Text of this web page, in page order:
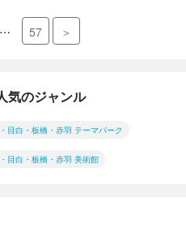
… 57 ＞
気のジャンル
目白・板橋・赤羽 テーマパーク
目白・板橋・赤羽 美術館